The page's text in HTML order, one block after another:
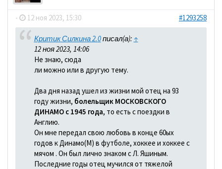
- 12 ноя 2023, 15:30 #1293258
Критик Силкина 2.0писал(а): ↑
12 ноя 2023, 14:06
Не знаю, сюда
ли можно или в другую тему.
Два дня назад ушел из жизни мой отец на 93
году жизни, болельщик МОСКОВСКОГО
ДИНАМО с 1945 года, то есть с поездки в
Англию.
Он мне передал свою любовь в конце 60ых
годов к Динамо(М) в футболе, хоккее и хоккее с
мячом . Он был лично знаком с Л. Яшиным.
Последние годы отец мучился от тяжелой